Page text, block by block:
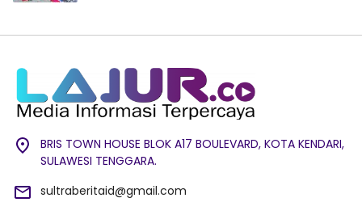
BRIS TOWN HOUSE BLOK A17 BOULEVARD, KOTA KENDARI,
SULAWESI TENGGARA.
sultraberitaid@gmail.com